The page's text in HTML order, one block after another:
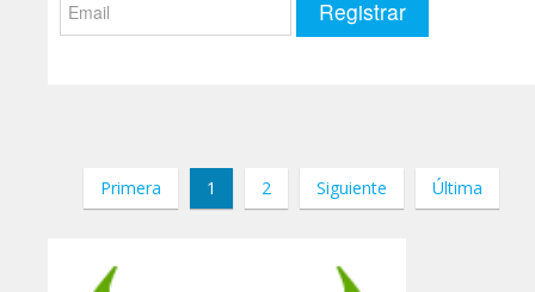
Primera 1 2 Siguiente Última